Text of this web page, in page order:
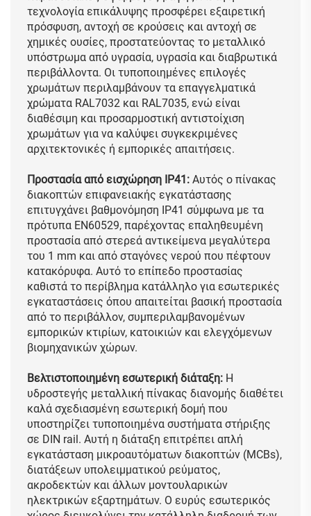
τεχνολογία επικάλυψης προσφέρει εξαιρετική
πρόσφυση, αντοχή σε κρούσεις και αντοχή σε
χημικές ουσίες, προστατεύοντας το μεταλλικό
υπόστρωμα από υγρασία, υγρασία και διαβρωτικά
περιβάλλοντα. Οι τυποποιημένες επιλογές
χρωμάτων περιλαμβάνουν τα επαγγελματικά
χρώματα RAL7032 και RAL7035, ενώ είναι
διαθέσιμη και προσαρμοστική αντιστοίχιση
χρωμάτων για να καλύψει συγκεκριμένες
αρχιτεκτονικές ή εμπορικές απαιτήσεις.
Προστασία από εισχώρηση IP41: Αυτός ο πίνακας
διακοπτών επιφανειακής εγκατάστασης
επιτυγχάνει βαθμονόμηση IP41 σύμφωνα με τα
πρότυπα EN60529, παρέχοντας επαληθευμένη
προστασία από στερεά αντικείμενα μεγαλύτερα
του 1 mm και από σταγόνες νερού που πέφτουν
κατακόρυφα. Αυτό το επίπεδο προστασίας
καθιστά το περίβλημα κατάλληλο για εσωτερικές
εγκαταστάσεις όπου απαιτείται βασική προστασία
από το περιβάλλον, συμπεριλαμβανομένων
εμπορικών κτιρίων, κατοικιών και ελεγχόμενων
βιομηχανικών χώρων.
Βελτιστοποιημένη εσωτερική διάταξη: Η
υδροστεγής μεταλλική πίνακας διανομής διαθέτει
καλά σχεδιασμένη εσωτερική δομή που
υποστηρίζει τυποποιημένα συστήματα στήριξης
σε DIN rail. Αυτή η διάταξη επιτρέπει απλή
εγκατάσταση μικροαυτόματων διακοπτών (MCBs),
διατάξεων υπολειμματικού ρεύματος,
ακροδεκτών και άλλων μοντουλαρικών
ηλεκτρικών εξαρτημάτων. Ο ευρύς εσωτερικός